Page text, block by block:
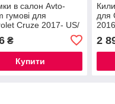
в салон Avto-
гумові для
Cruze 2017- US/
₴
Купити
для
2